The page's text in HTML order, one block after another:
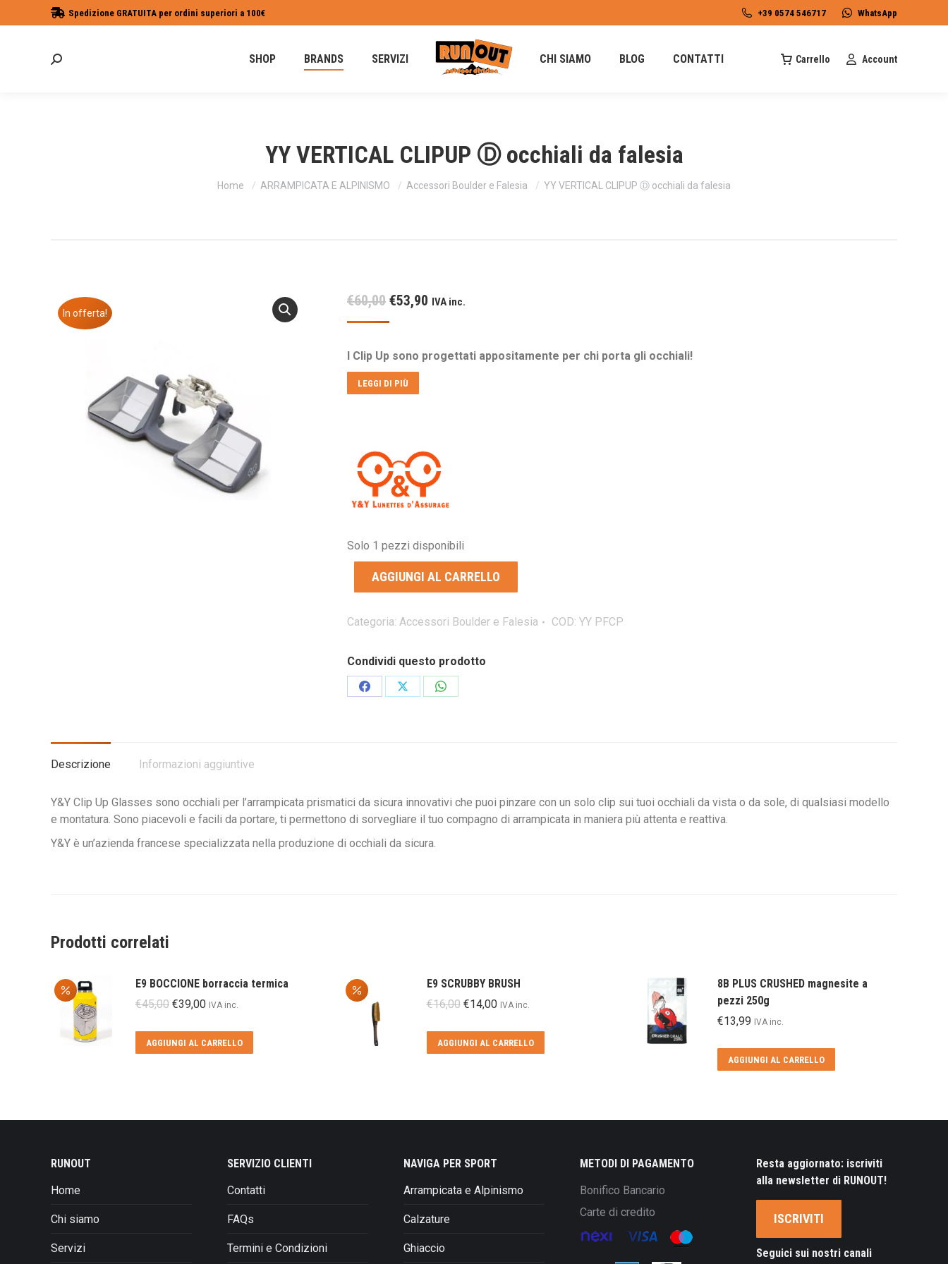
Spedizione GRATUITA per ordini superiori a 100€ +39 0574 546717 WhatsApp
SHOP BRANDS SERVIZI
Cerca: CHI SIAMO BLOG CONTATTI Carrello Account
YY VERTICAL CLIPUP Ⓓ occhiali da falesia
Tu sei qui:
Home ARRAMPICATA E ALPINISMO Accessori Boulder e Falesia YY VERTICAL CLIPUP Ⓓ occhiali da falesia
In offerta!
€60,00 Il
prezzo
era:
€60,00.
€53,90 Il
è:
IVA inc.
I Clip Up sono progettati appositamente per chi porta gli occhiali!
LEGGI DI PIÙ
Solo 1 pezzi disponibili
AGGIUNGI AL CARRELLO
Categoria: Accessori Boulder e Falesia COD: YY PFCP
Condividi questo prodotto
CondividiCondividiCondividi
Descrizione
Informazioni aggiuntive
Y&Y Clip Up Glasses sono occhiali per l’arrampicata prismatici da sicura innovativi che puoi pinzare con un solo clip sui tuoi occhiali da vista o da sole, di qualsiasi modello
e montatura. Sono piacevoli e facili da portare, ti permettono di sorvegliare il tuo compagno di arrampicata in maniera più attenta e reattiva.
Y&Y è un’azienda francese specializzata nella produzione di occhiali da sicura.
Prodotti correlati
E9 BOCCIONE borraccia termica
€45,00 Il
originale
era:
€39,00Il
attuale
è:
IVA inc.
AGGIUNGI AL CARRELLO
E9 SCRUBBY BRUSH
€16,00 Il
originale
era:
€14,00Il
attuale
è:
IVA inc.
AGGIUNGI AL CARRELLO
8B PLUS CRUSHED magnesite a
pezzi 250g
€13,99 IVA inc.
AGGIUNGI AL CARRELLO
RUNOUT
Home
Chi siamo
Servizi
SERVIZIO CLIENTI
Contatti
FAQs
Termini e Condizioni
NAVIGA PER SPORT
Arrampicata e Alpinismo
Calzature
Ghiaccio
METODI DI PAGAMENTO
Bonifico Bancario
Carte di credito
Resta aggiornato: iscriviti
alla newsletter di RUNOUT!
ISCRIVITI
Seguici sui nostri canali